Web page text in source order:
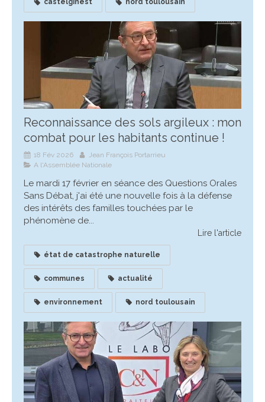
castelginest nord toulousain
Reconnaissance des sols argileux : mon
combat pour les habitants continue !
18 Fév 2026
Jean François Portarrieu
A l'Assemblée Nationale
Le mardi 17 février en séance des Questions Orales
Sans Débat, j'ai été une nouvelle fois à la défense
des intérêts des familles touchées par le
phénomène de...
Lire l'article
état de catastrophe naturelle
communes actualité
environnement nord toulousain